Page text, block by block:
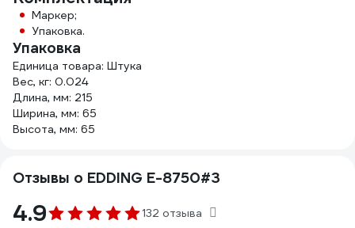
Маркер;
Упаковка.
Упаковка
Единица товара: Штука
Вес, кг: 0.024
Длина, мм: 215
Ширина, мм: 65
Высота, мм: 65
Отзывы о EDDING E-8750#3
4.9 132 отзыва